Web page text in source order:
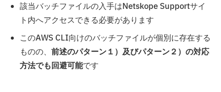
該当バッチファイルの入手はNetskope Supportサイ
ト内へアクセスできる必要があります
このAWS CLI向けのバッチファイルが個別に存在する
ものの、 前述のパターン１）及びパターン２）の対応
方法でも回避可能です